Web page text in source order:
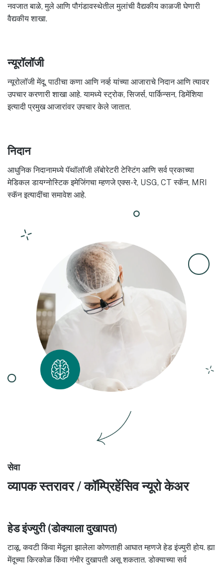
नवजात बाळे, मुले आणि पौगंडावस्थेतील मुलांची वैद्यकीय काळजी घेणारी
वैद्यकीय शाखा.
न्यूरॉलॉजी
न्यूरोलॉजी मेंदू, पाठीचा कणा आणि नर्व्ह यांच्या आजाराचे निदान आणि त्यावर
उपचार करणारी शाखा आहे. यामध्ये स्ट्रोक, सिजर्स, पार्किन्सन, डिमेंशिया
इत्यादी प्रमुख आजारांवर उपचार केले जातात.
निदान
आधुनिक निदानामध्ये पॅथॉलॉजी लॅबोरेटरी टेस्टिंग आणि सर्व प्रकाच्या
मेडिकल डायग्नोस्टिक इमेजिंगचा म्हणजे एक्स-रे, USG, CT स्कॅन, MRI
स्कॅन इत्यादींचा समावेश आहे.
सेवा
व्यापक स्तरावर / कॉम्प्रिहेंसिव न्यूरो केअर
हेड इंज्युरी (डोक्याला दुखापत)
टाळू, कवटी किंवा मेंदूला झालेला कोणताही आघात म्हणजे हेड इंज्युरी होय. ह्या
मेंदूच्या किरकोळ किंवा गंभीर दुखापती असू शकतात. डोक्याच्या सर्व